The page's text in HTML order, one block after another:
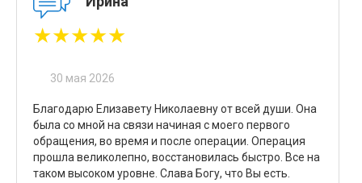
★★★★★
30 мая 2026
Благодарю Елизавету Николаевну от всей души. Она
была со мной на связи начиная с моего первого
обращения, во время и после операции. Операция
прошла великолепно, восстановилась быстро. Все на
таком высоком уровне. Слава Богу, что Вы есть.